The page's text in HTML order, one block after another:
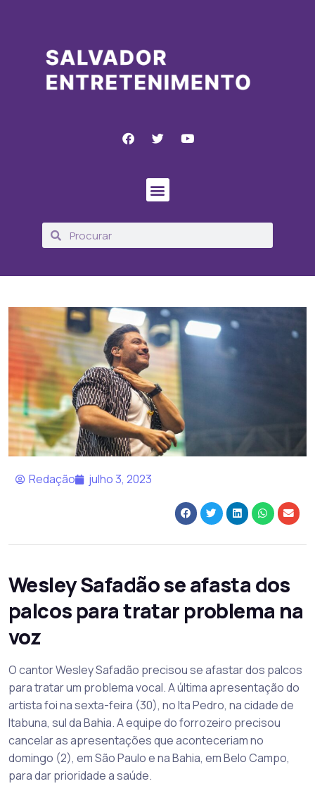
Redação julho 3, 2023
Wesley Safadão se afasta dos
palcos para tratar problema na
voz
O cantor Wesley Safadão precisou se afastar dos palcos
para tratar um problema vocal. A última apresentação do
artista foi na sexta-feira (30), no Ita Pedro, na cidade de
Itabuna, sul da Bahia. A equipe do forrozeiro precisou
cancelar as apresentações que aconteceriam no
domingo (2), em São Paulo e na Bahia, em Belo Campo,
para dar prioridade a saúde.